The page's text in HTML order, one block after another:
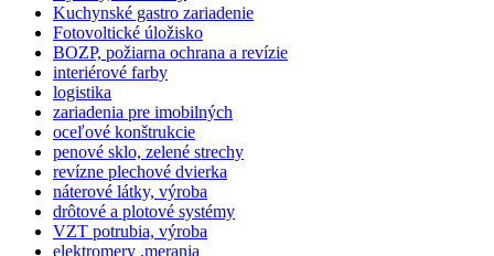
Kuchynské gastro zariadenie
Fotovoltické úložisko
BOZP, požiarna ochrana a revízie
interiérové farby
logistika
zariadenia pre imobilných
oceľové konštrukcie
penové sklo, zelené strechy
revízne plechové dvierka
náterové látky, výroba
drôtové a plotové systémy
VZT potrubia, výroba
elektromery ,merania